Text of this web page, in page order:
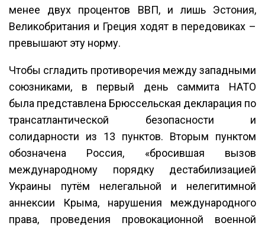
менее двух процентов ВВП, и лишь Эстония,
Великобритания и Греция ходят в передовиках –
превышают эту норму.
Чтобы сгладить противоречия между западными
союзниками, в первый день саммита НАТО
была представлена Брюссельская декларация по
трансатлантической безопасности и
солидарности из 13 пунктов. Вторым пунктом
обозначена Россия, «бросившая вызов
международному порядку дестабилизацией
Украины путём нелегальной и нелегитимной
аннексии Крыма, нарушения международного
права, проведения провокационной военной